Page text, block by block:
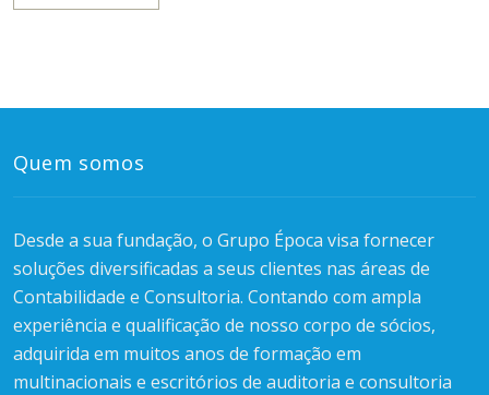
Quem somos
Desde a sua fundação, o Grupo Época visa fornecer
soluções diversificadas a seus clientes nas áreas de
Contabilidade e Consultoria. Contando com ampla
experiência e qualificação de nosso corpo de sócios,
adquirida em muitos anos de formação em
multinacionais e escritórios de auditoria e consultoria